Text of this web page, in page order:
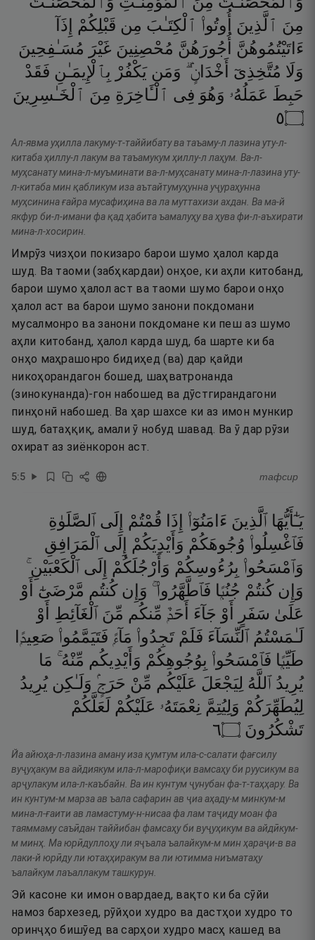
مِنَ ٱلَّذِينَ أُوتُوا۟ ٱلْكِتَـٰبَ مِن قَبْلِكُمْ
إِذَآ
ءَاتَيْتُمُوهُنَّ
أُجُورَهُنَّ مُحْصِنِينَ غَيْرَ مُسَـٰفِحِينَ
وَلَا مُتَّخِذِىٓ أَخْدَانٍۢ ۗ وَمَن يَكْفُرْ بِٱلْإِيمَـٰنِ فَقَدْ
حَبِطَ عَمَلُهُۥ وَهُوَ فِى ٱلْـَٔاخِرَةِ مِنَ ٱلْخَـٰسِرِينَ
۝٥
Ал-явма уҳилла лакуму-т-таййибату ва таъаму-л лазина уту-л-
китаба ҳиллу-л лакум ва таъамукум ҳиллу-л лаҳум. Ва-л-
муҳсанату мина-л-муъминати ва-л-муҳсанату мина-л-лазина уту-
л-китаба мин қабликум иза аътайтумуҳунна уҷураҳунна
муҳсинина ғайра мусафиҳина ва ла муттахизи ахдан. Ва ма-й
якфур би-л-имани фа қад ҳабита ъамалуҳу ва ҳува фи-л-аъхирати
мина-л-хосирин.
Имрӯз чизҳои покизаро барои шумо ҳалол карда
шуд. Ва таоми (забҳкардаи) онҳое, ки аҳли китобанд,
барои шумо ҳалол аст ва таоми шумо барои онҳо
ҳалол аст ва барои шумо занони покдомани
мусалмонро ва занони покдомане ки пеш аз шумо
аҳли китобанд, ҳалол карда шуд, ба шарте ки ба
онҳо маҳрашонро бидиҳед (ва) дар қайди
никоҳорандагон бошед, шаҳватронанда
(зинокунанда)-гон набошед ва дӯстгирандагони
пинҳонӣ набошед. Ва ҳар шахсе ки аз имон мункир
шуд, батаҳқиқ, амали ӯ нобуд шавад. Ва ӯ дар рӯзи
охират аз зиёнкорон аст.
5:5 тафсир
يَـٰٓأَيُّهَا ٱلَّذِينَ ءَامَنُوٓا۟ إِذَا قُمْتُمْ إِلَى ٱلصَّلَوٰةِ
فَٱغْسِلُوا۟ وُجُوهَكُمْ وَأَيْدِيَكُمْ إِلَى ٱلْمَرَافِقِ
وَٱمْسَحُوا۟ بِرُءُوسِكُمْ وَأَرْجُلَكُمْ إِلَى ٱلْكَعْبَيْنِ ۚ
وَإِن كُنتُمْ جُنُبًۭا فَٱطَّهَّرُوا۟ ۚ وَإِن كُنتُم مَّرْضَىٰٓ
أَوْ
عَلَىٰ سَفَرٍ أَوْ جَآءَ أَحَدٌۭ مِّنكُم مِّنَ ٱلْغَآئِطِ
أَوْ
لَـٰمَسْتُمُ ٱلنِّسَآءَ فَلَمْ تَجِدُوا۟ مَآءًۭ فَتَيَمَّمُوا۟ صَعِيدًۭا
طَيِّبًۭا فَٱمْسَحُوا۟ بِوُجُوهِكُمْ وَأَيْدِيكُم مِّنْهُ ۚ مَا
يُرِيدُ ٱللَّهُ لِيَجْعَلَ عَلَيْكُم مِّنْ حَرَجٍۢ وَلَـٰكِن يُرِيدُ
لِيُطَهِّرَكُمْ وَلِيُتِمَّ نِعْمَتَهُۥ عَلَيْكُمْ لَعَلَّكُمْ
تَشْكُرُونَ ۝٦
Йа айюҳа-л-лазина аману иза қумтум ила-с-салати фағсилу
вуҷуҳакум ва айдиякум ила-л-марофиқи вамсаҳу би руусикум ва
арҷулакум ила-л-каъбайн. Ва ин кунтум ҷунубан фа-т-таҳҳару. Ва
ин кунтум-м марза ав ъала сафарин ав ҷиа аҳаду-м минкум-м
мина-л-ғаити ав ламастуму-н-нисаа фа лам таҷиду моан фа
таяммаму саъӣдан таййибан фамсаҳу би вуҷуҳикум ва айдӣкум-
м минҳ. Ма юрӣдуллоҳу ли яҷъала ъалайкум-м мин ҳараҷи-в ва
лаки-й юрӣду ли ютаҳҳиракум ва ли ютимма ниъматаҳу
ъалайкум лаъаллакум ташкурун.
Эй касоне ки имон овардаед, вақто ки ба сӯйи
намоз бархезед, рӯйҳои худро ва дастҳои худро то
оринҷҳо бишӯед ва сарҳои худро масҳ кашед ва